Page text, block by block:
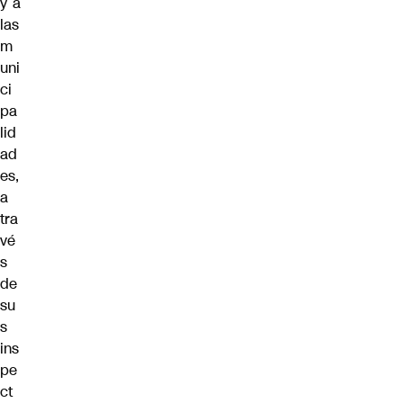
las
m
uni
ci
pa
lid
ad
es,
a
tra
vé
s
de
su
s
ins
pe
ct